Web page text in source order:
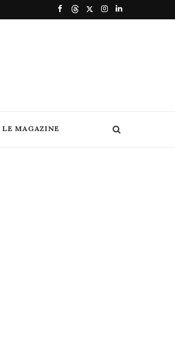
LE MAGAZINE